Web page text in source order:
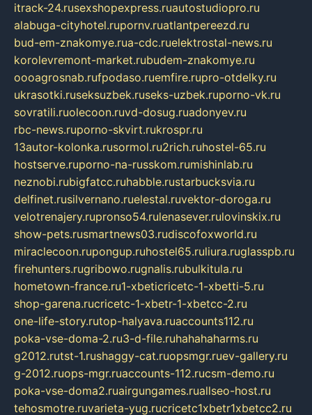
itrack-24.rusexshopexpress.ruautostudiopro.ru
alabuga-cityhotel.rupornv.ruatlantpereezd.ru
bud-em-znakomye.rua-cdc.ruelektrostal-news.ru
korolevremont-market.rubudem-znakomye.ru
oooagrosnab.rufpodaso.ruemfire.rupro-otdelky.ru
ukrasotki.ruseksuzbek.ruseks-uzbek.ruporno-vk.ru
sovratili.ruolecoon.ruvd-dosug.ruadonyev.ru
rbc-news.ruporno-skvirt.rukrospr.ru
13autor-kolonka.rusormol.ru2rich.ruhostel-65.ru
hostserve.ruporno-na-russkom.rumishinlab.ru
neznobi.rubigfatcc.ruhabble.rustarbucksvia.ru
delfinet.rusilvernano.ruelestal.ruvektor-doroga.ru
velotrenajery.rupronso54.rulenasever.rulovinskix.ru
show-pets.rusmartnews03.rudiscofoxworld.ru
miraclecoon.rupongup.ruhostel65.ruliura.ruglasspb.ru
firehunters.rugribowo.rugnalis.rubulkitula.ru
hometown-france.ru1-xbeticricetc-1-xbetti-5.ru
shop-garena.rucricetc-1-xbetr-1-xbetcc-2.ru
one-life-story.rutop-halyava.ruaccounts112.ru
poka-vse-doma-2.ru3-d-file.ruhahahaharms.ru
g2012.rutst-1.rushaggy-cat.ruopsmgr.ruev-gallery.ru
g-2012.ruops-mgr.ruaccounts-112.rucsm-demo.ru
poka-vse-doma2.ruairgungames.ruallseo-host.ru
tehosmotre.ruvarieta-yug.rucricetc1xbetr1xbetcc2.ru